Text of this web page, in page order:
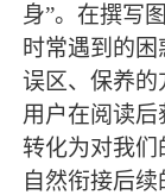
身”。在撰写
时常遇到的
误区、保养的
用户在阅读
转化为对我们
自然衔接后